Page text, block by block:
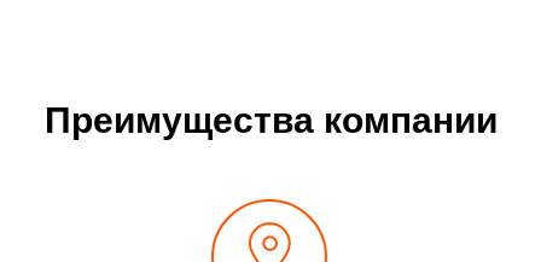
Преимущества компании